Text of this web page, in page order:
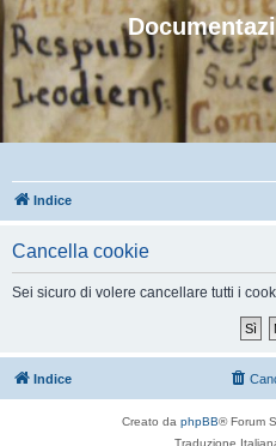
Indice
Cancella cookie
Sei sicuro di volere cancellare tutti i
Indice
Creato da phpBB® Forum
Traduzione